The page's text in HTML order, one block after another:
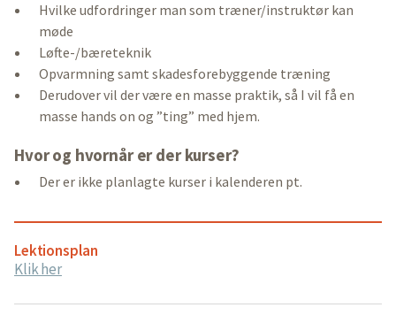
Hvilke udfordringer man som træner/instruktør kan
møde
Løfte-/bæreteknik
Opvarmning samt skadesforebyggende træning
Derudover vil der være en masse praktik, så I vil få en
masse hands on og ”ting” med hjem.
Hvor og hvornår er der kurser?
Der er ikke planlagte kurser i kalenderen pt.
Lektionsplan
Klik her